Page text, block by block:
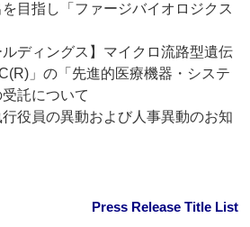
目指し「ファージバイオロジクス
ルディングス】マイクロ流路型遺伝
」の「先進的医療機器・システ
託について
行役員の異動および人事異動のお知
Press Release Title List